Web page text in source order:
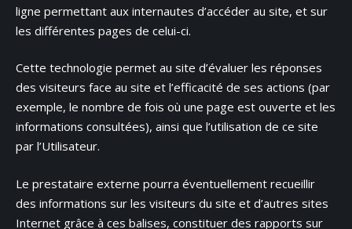
ligne permettant aux internautes d’accéder au site, et sur
les différentes pages de celui-ci.
Cette technologie permet au site d’évaluer les réponses
des visiteurs face au site et l’efficacité de ses actions (par
exemple, le nombre de fois où une page est ouverte et les
informations consultées), ainsi que l’utilisation de ce site
par l’Utilisateur.
Le prestataire externe pourra éventuellement recueillir
des informations sur les visiteurs du site et d’autres sites
Internet grâce à ces balises, constituer des rapports sur